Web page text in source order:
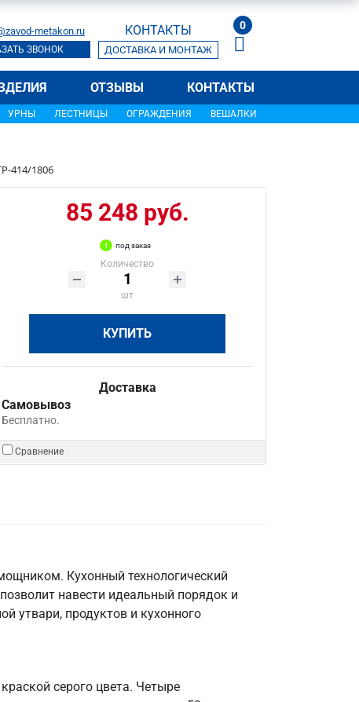
metakon.ru
ЗВОНОК
КОНТАКТЫ
ДОСТАВКА И МОНТАЖ
0
ОТЗЫВЫ КОНТАКТЫ
УРНЫ ЛЕСТНИЦЫ ОГРАЖДЕНИЯ ВЕШАЛКИ
414/1806
85 248 руб.
под заказ
Количество
шт
КУПИТЬ
Доставка
Самовывоз
Бесплатно.
Сравнение
Кухонный технологический
навести идеальный порядок и
утвари, продуктов и кухонного
серого цвета. Четыре